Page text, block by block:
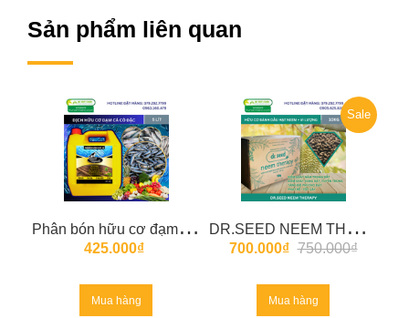
Sản phẩm liên quan
P
hân bón hữu cơ đạm cá cô đặc (amino) 5 lít
425.000₫
Mua hàng
Sale
D
R.SEED NEEM THERAPY Phân hữu cơ bánh dầu neem bổ sung vi sinh
700.000₫ 750.000₫
Mua hàng